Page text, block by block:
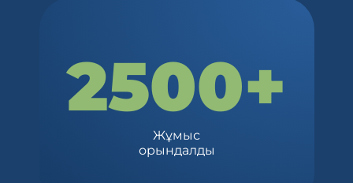
2500+
Жұмыс
орындалды